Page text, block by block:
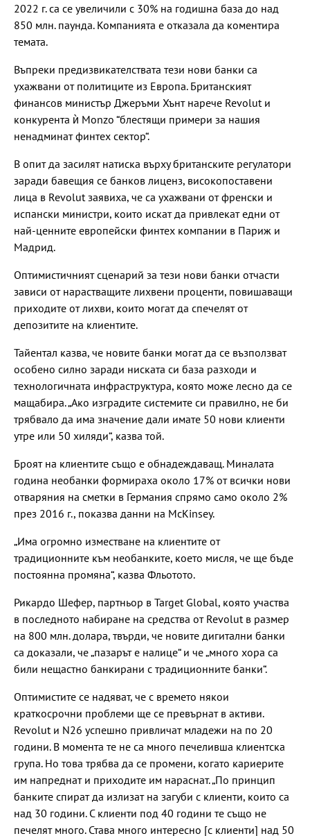
2022 г. са се увеличили с 30% на годишна база до над
850 млн. паунда. Компанията е отказала да коментира
темата.
Въпреки предизвикателствата тези нови банки са
ухажвани от политиците из Европа. Британският
финансов министър Джеръми Хънт нарече Revolut и
конкурента ѝ Monzo “блестящи примери за нашия
ненадминат финтех сектор“.
В опит да засилят натиска върху британските регулатори
заради бавещия се банков лиценз, високопоставени
лица в Revolut заявиха, че са ухажвани от френски и
испански министри, които искат да привлекат едни от
най-ценните европейски финтех компании в Париж и
Мадрид.
Оптимистичният сценарий за тези нови банки отчасти
зависи от нарастващите лихвени проценти, повишаващи
приходите от лихви, които могат да спечелят от
депозитите на клиентите.
Тайентал казва, че новите банки могат да се възползват
особено силно заради ниската си база разходи и
технологичната инфраструктура, която може лесно да се
мащабира. „Ако изградите системите си правилно, не би
трябвало да има значение дали имате 50 нови клиенти
утре или 50 хиляди“, казва той.
Броят на клиентите също е обнадеждаващ. Миналата
година необанки формираха около 17% от всички нови
отваряния на сметки в Германия спрямо само около 2%
през 2016 г., показва данни на McKinsey.
„Има огромно изместване на клиентите от
традиционните към необанките, което мисля, че ще бъде
постоянна промяна“, казва Фльотото.
Рикардо Шефер, партньор в Target Global, която участва
в последното набиране на средства от Revolut в размер
на 800 млн. долара, твърди, че новите дигитални банки
са доказали, че „пазарът е налице“ и че „много хора са
били нещастно банкирани с традиционните банки“.
Оптимистите се надяват, че с времето някои
краткосрочни проблеми ще се превърнат в активи.
Revolut и N26 успешно привличат младежи на по 20
години. В момента те не са много печеливша клиентска
група. Но това трябва да се промени, когато кариерите
им напреднат и приходите им нараснат. „По принцип
банките спират да излизат на загуби с клиенти, които са
над 30 години. С клиенти под 40 години те също не
печелят много. Става много интересно [с клиенти] над 50